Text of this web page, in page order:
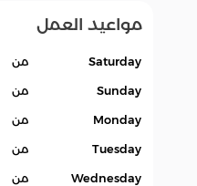
مواعيد العمل
Saturday من
Sunday من
Monday من
Tuesday من
Wednesday من